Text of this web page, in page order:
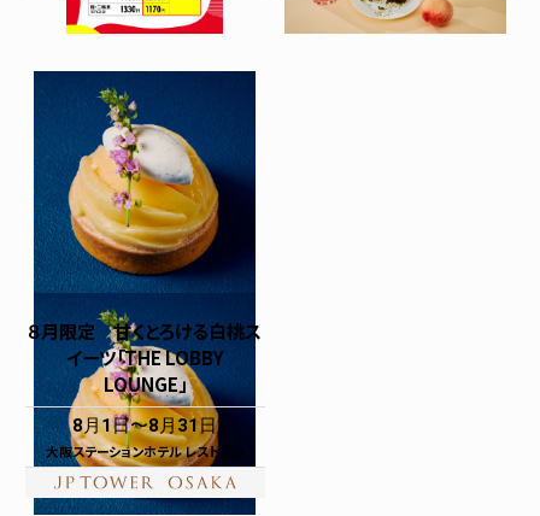
８月限定 甘くとろける白桃ス
イーツ「THE LOBBY
LOUNGE」
8月1日 8月31日
大阪ステーションホテル レストラン